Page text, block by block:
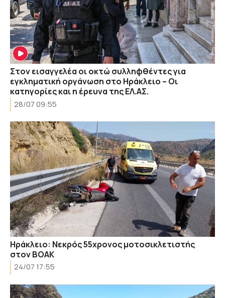
Στον εισαγγελέα οι οκτώ συλληφθέντες για
εγκληματική οργάνωση στο Ηράκλειο – Οι
κατηγορίες και η έρευνα της ΕΛ.ΑΣ.
28/07 09:55
Ηράκλειο: Νεκρός 55χρονος μοτοσικλετιστής
στον ΒΟΑΚ
24/07 17:55